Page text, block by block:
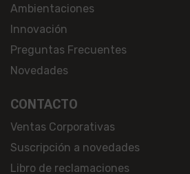
Ambientaciones
Innovación
Preguntas Frecuentes
Novedades
CONTACTO
Ventas Corporativas
Suscripción a novedades
Libro de reclamaciones